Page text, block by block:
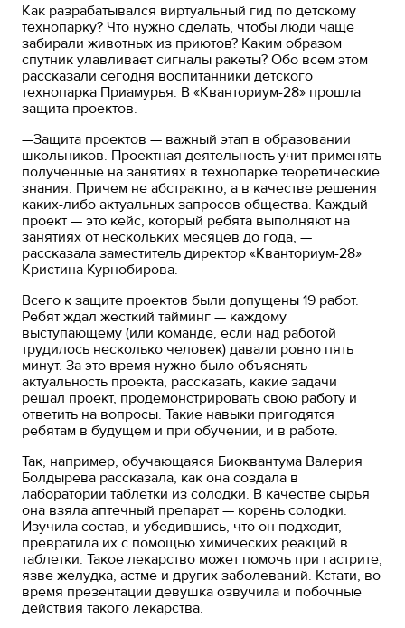
Как разрабатывался виртуальный гид по детскому
технопарку? Что нужно сделать, чтобы люди чаще
забирали животных из приютов? Каким образом
спутник улавливает сигналы ракеты? Обо всем этом
рассказали сегодня воспитанники детского
технопарка Приамурья. В «Кванториум-28» прошла
защита проектов.
—Защита проектов — важный этап в образовании
школьников. Проектная деятельность учит применять
полученные на занятиях в технопарке теоретические
знания. Причем не абстрактно, а в качестве решения
каких-либо актуальных запросов общества. Каждый
проект — это кейс, который ребята выполняют на
занятиях от нескольких месяцев до года, —
рассказала заместитель директор «Кванториум-28»
Кристина Курнобирова.
Всего к защите проектов были допущены 19 работ.
Ребят ждал жесткий тайминг — каждому
выступающему (или команде, если над работой
трудилось несколько человек) давали ровно пять
минут. За это время нужно было объяснять
актуальность проекта, рассказать, какие задачи
решал проект, продемонстрировать свою работу и
ответить на вопросы. Такие навыки пригодятся
ребятам в будущем и при обучении, и в работе.
Так, например, обучающаяся Биоквантума Валерия
Болдырева рассказала, как она создала в
лаборатории таблетки из солодки. В качестве сырья
она взяла аптечный препарат — корень солодки.
Изучила состав, и убедившись, что он подходит,
превратила их с помощью химических реакций в
таблетки. Такое лекарство может помочь при гастрите,
язве желудка, астме и других заболеваний. Кстати, во
время презентации девушка озвучила и побочные
действия такого лекарства.